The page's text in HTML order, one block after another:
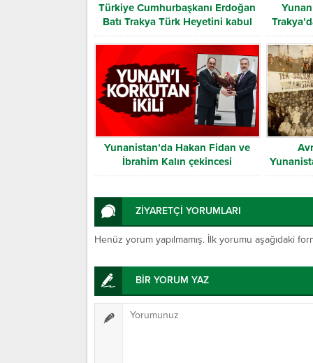
Türkiye Cumhurbaşkanı Erdoğan
Batı Trakya Türk Heyetini kabul
etti
Yunanistan’da Hakan Fidan ve
İbrahim Kalın çekincesi
ZİYARETÇİ YORUMLARI
Henüz yorum yapılmamış. İlk yorumu aşağıdaki
BİR YORUM YAZ